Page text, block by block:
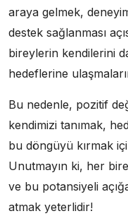
araya gelmek,
destek sağlanması
bireylerin kendilerini
hedeflerine
Bu nedenle, pozitif
kendimizi tanımak,
bu döngüyü kırmak
Unutmayın ki, her
ve bu potansiyeli
atmak yeterlidir!